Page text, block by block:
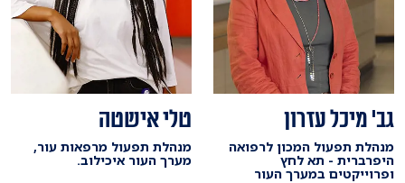
גב' מיכל עזרון
מנהלת תפעול המכון לרפואה
היפרברית - תא לחץ
ופרוייקטים במערך העור
טלי אישטה
מנהלת תפעול מרפאות עור,
מערך העור איכילוב.